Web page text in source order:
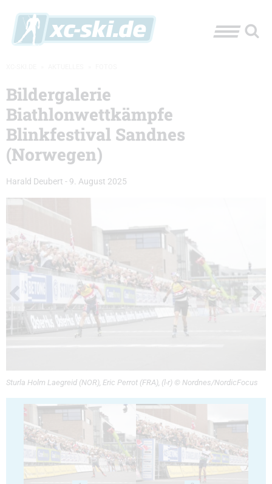
Bildergalerie
Biathlonwettkämpfe
Blinkfestival Sandnes
(Norwegen)
Harald Deubert - 9. August 2025
Sturla Holm Laegreid (NOR), Eric Perrot (FRA), (l-r) © Nordnes/NordicFocus